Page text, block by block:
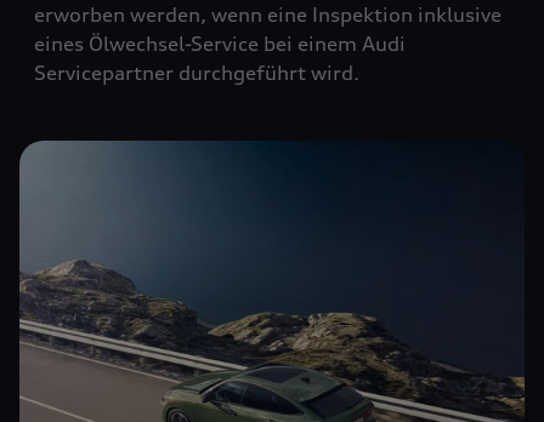
erworben werden, wenn eine Inspektion inklusive
eines Ölwechsel-Service bei einem Audi
Servicepartner durchgeführt wird.